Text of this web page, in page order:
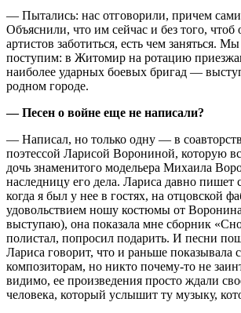
— Пытались: нас отговорили, причем
Объяснили, что им сейчас и без того, чтоб
артистов заботиться, есть чем заняться.
поступим: в Житомир на ротацию
наиболее ударных боевых бригад —
родном городе.
— Песен о войне еще не написали?
— Написал, но только одну — в
поэтессой Ларисой Ворониной, которую
дочь знаменитого модельера Михаила
наследницу его дела. Лариса давно
когда я был у нее в гостях, на отцовской
удовольствием ношу костюмы от
выступаю), она показала мне сборник
полистал, попросил подарить. И песни
Лариса говорит, что и раньше показывала
композиторам, но никто почему-то не
видимо, ее произведения просто ждали
человека, который услышит ту музыку,